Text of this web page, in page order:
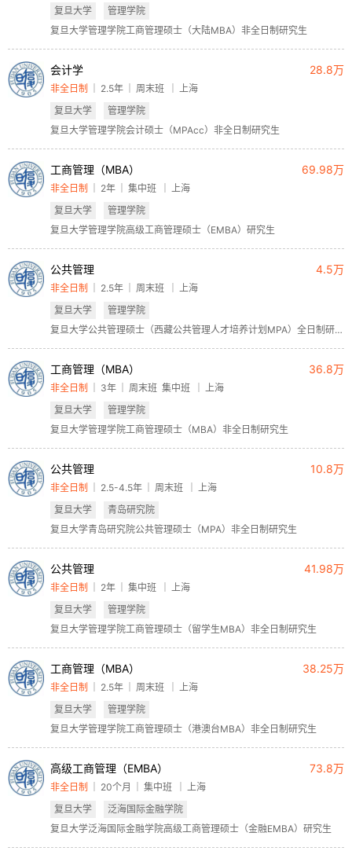
复旦大学
管理学院
复旦大学管理学院工商管理硕士（大陆MBA）非全日制研究生
会计学 28.8万
非全日制 2.5年 周末班
上海
复旦大学
管理学院
复旦大学管理学院会计硕士（MPAcc）非全日制研究生
工商管理（MBA） 69.98万
非全日制 2年 集中班
上海
复旦大学
管理学院
复旦大学管理学院高级工商管理硕士（EMBA）研究生
公共管理 4.5万
非全日制 2.5年 周末班
上海
复旦大学
管理学院
复旦大学公共管理硕士（西藏公共管理人才培养计划MPA）全日制研究生
工商管理（MBA） 36.8万
非全日制 3年 周末班 集中班
上海
复旦大学
管理学院
复旦大学管理学院工商管理硕士（MBA）非全日制研究生
公共管理 10.8万
非全日制 2.5-4.5年 周末班
上海
复旦大学
青岛研究院
复旦大学青岛研究院公共管理硕士（MPA）非全日制研究生
公共管理 41.98万
非全日制 2年 集中班
上海
复旦大学
管理学院
复旦大学管理学院工商管理硕士（留学生MBA）非全日制研究生
工商管理（MBA） 38.25万
非全日制 2.5年 周末班
上海
复旦大学
管理学院
复旦大学管理学院工商管理硕士（港澳台MBA）非全日制研究生
高级工商管理（EMBA） 73.8万
非全日制 20个月 集中班
上海
复旦大学
泛海国际金融学院
复旦大学泛海国际金融学院高级工商管理硕士（金融EMBA）研究生